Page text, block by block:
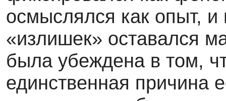
осмыслялся как опыт, и
«излишек» оставался
была убеждена в том,
единственная причина